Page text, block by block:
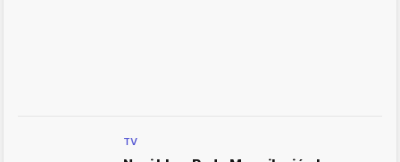
TV